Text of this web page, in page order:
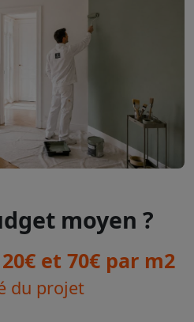
moyen ?
et 70€ par m2
du projet